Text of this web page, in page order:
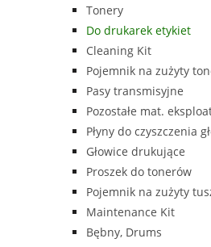
Tonery
Do drukarek etykiet
Cleaning Kit
Pojemnik na zużyty
Pasy transmisyjne
Pozostałe mat.
Płyny do czyszczenia
Głowice drukujące
Proszek do tonerów
Pojemnik na zużyty
Maintenance Kit
Bębny, Drums